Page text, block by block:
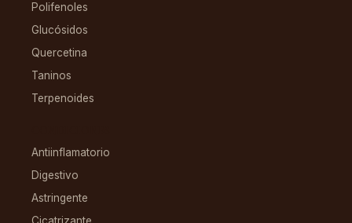
Polifenoles
Glucósidos
Quercetina
Taninos
Terpenoides
Antiinflamatorio
Digestivo
Astringente